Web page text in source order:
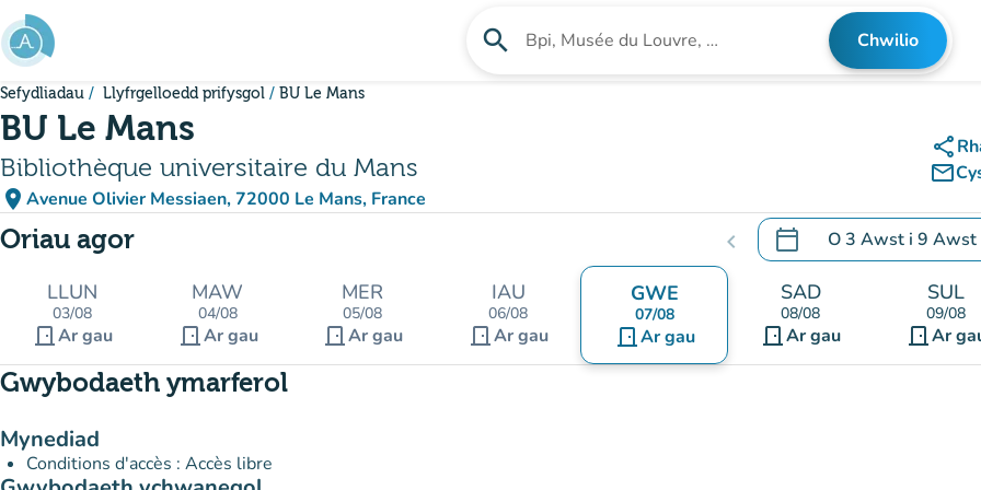
Mynd i'r prif gynnwys
search Chwilio am sefydliad Chwilio
Sefydliadau Llyfrgelloedd prifysgol BU Le Mans
BU Le Mans
Bibliothèque universitaire du Mans
place Avenue Olivier Messiaen, 72000 Le Mans, France
(agor yn Google Maps)
(tab newydd)
share
mail_outline
Oriau agor chevron_left calendar_today O3 Awst i 9 Awst
.Agor y calendr i newid
LLUN
03/08
door_frontAr gau
MAW
04/08
door_front Ar gau
MER
05/08
door_frontAr gau
IAU
06/08
door_front Ar gau
GWE
07/08
door_front Ar gau
SAD
08/08
door_frontAr gau
SUL
09/08
door_front Ar
Gwybodaeth ymarferol
Mynediad
Conditions d'accès : Accès libre